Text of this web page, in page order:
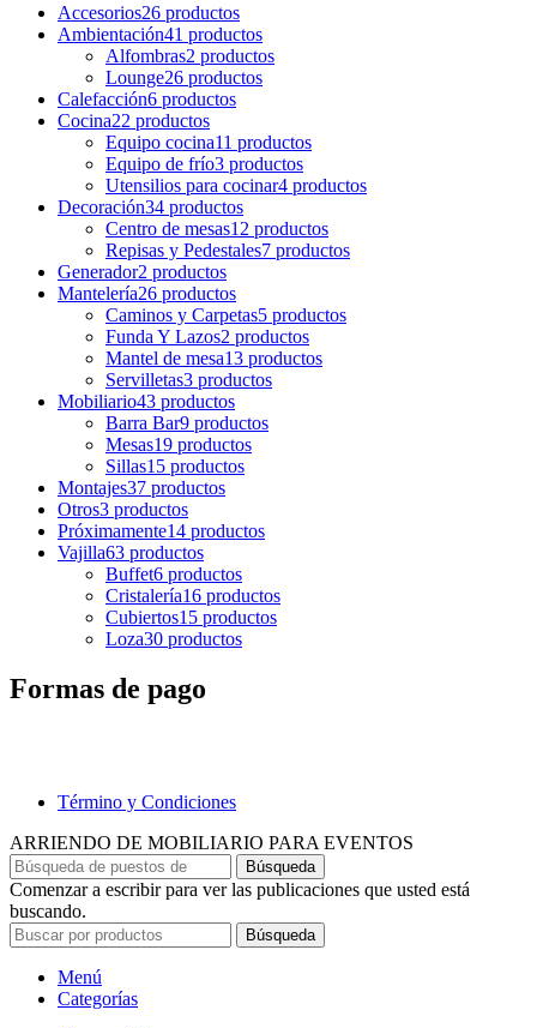
Accesorios26 productos
Ambientación41 productos
Alfombras2 productos
Lounge26 productos
Calefacción6 productos
Cocina22 productos
Equipo cocina11 productos
Equipo de frío3 productos
Utensilios para cocinar4 productos
Decoración34 productos
Centro de mesas12 productos
Repisas y Pedestales7 productos
Generador2 productos
Mantelería26 productos
Caminos y Carpetas5 productos
Funda Y Lazos2 productos
Mantel de mesa13 productos
Servilletas3 productos
Mobiliario43 productos
Barra Bar9 productos
Mesas19 productos
Sillas15 productos
Montajes37 productos
Otros3 productos
Próximamente14 productos
Vajilla63 productos
Buffet6 productos
Cristalería16 productos
Cubiertos15 productos
Loza30 productos
Formas de pago
Término y Condiciones
ARRIENDO DE MOBILIARIO PARA EVENTOS
Búsqueda
Comenzar a escribir para ver las publicaciones que usted está
buscando.
Búsqueda
Menú
Categorías